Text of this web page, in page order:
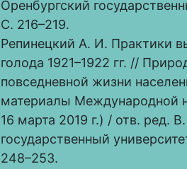
Оренбургский
С. 216–219.
Репинецкий А. И. Практики
голода 1921–1922 гг. //
повседневной жизни
материалы Международной
16 марта 2019 г.) / отв. ред.
государственный
248–253.